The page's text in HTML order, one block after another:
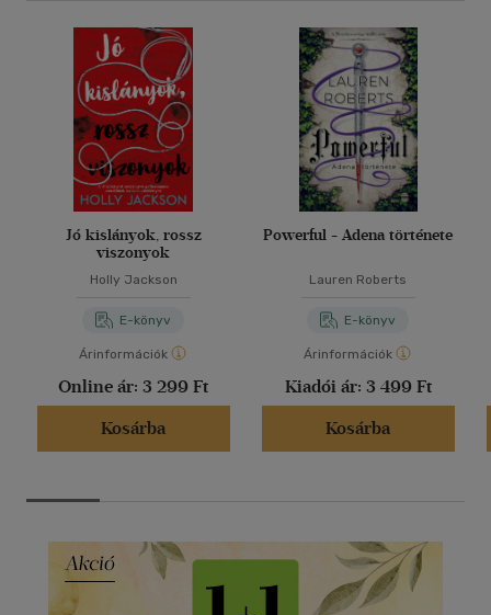
Jó kislányok, rossz
viszonyok
Holly Jackson
E-könyv
Árinformációk
Online ár: 3 299 Ft
Kosárba
Powerful - Adena története
Lauren Roberts
E-könyv
Árinformációk
Kiadói ár: 3 499 Ft
Kosárba